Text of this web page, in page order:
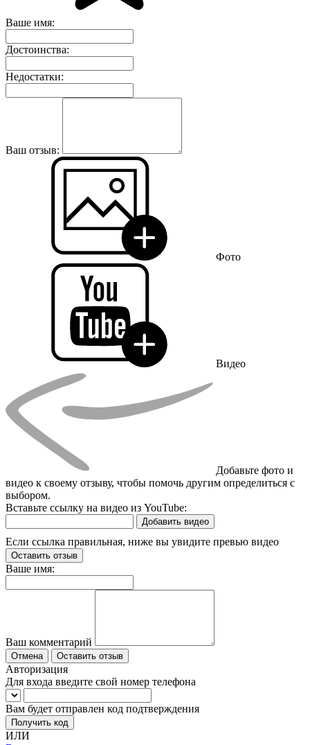
Ваше имя:
Достоинства:
Недостатки:
Ваш отзыв:
Фото
Видео
Добавьте фото и
видео к своему отзыву, чтобы помочь другим определиться с
выбором.
Вставьте ссылку на видео из YouTube:
Добавить видео
Если ссылка правильная, ниже вы увидите превью видео
Оставить отзыв
Ваше имя:
Ваш комментарий
Отмена Оставить отзыв
Авторизация
Для входа введите свой номер телефона
Вам будет отправлен код подтверждения
Получить код
ИЛИ